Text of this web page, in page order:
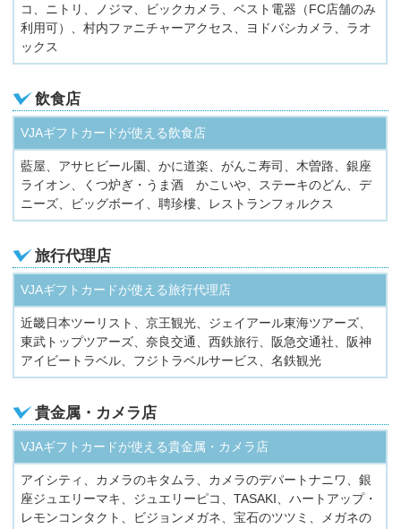
コ、ニトリ、ノジマ、ビックカメラ、ベスト電器（FC店舗のみ
利用可）、村内ファニチャーアクセス、ヨドバシカメラ、ラオ
ックス
飲食店
VJAギフトカードが使える飲食店
藍屋、アサヒビール園、かに道楽、がんこ寿司、木曽路、銀座
ライオン、くつ炉ぎ・うま酒 かこいや、ステーキのどん、デ
ニーズ、ビッグボーイ、聘珍樓、レストランフォルクス
旅行代理店
VJAギフトカードが使える旅行代理店
近畿日本ツーリスト、京王観光、ジェイアール東海ツアーズ、
東武トップツアーズ、奈良交通、西鉄旅行、阪急交通社、阪神
アイビートラベル、フジトラベルサービス、名鉄観光
貴金属・カメラ店
VJAギフトカードが使える貴金属・カメラ店
アイシティ、カメラのキタムラ、カメラのデパートナニワ、銀
座ジュエリーマキ、ジュエリーピコ、TASAKI、ハートアップ・
レモンコンタクト、ビジョンメガネ、宝石のツツミ、メガネの